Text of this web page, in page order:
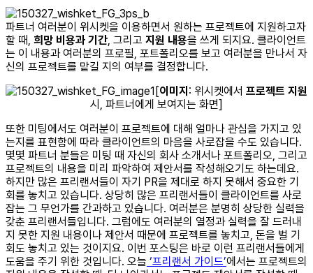
파트너 여러분이 위시켓을 이용하면서 원하는 프로젝트에 지원하고자
할 때, 희망 비용과 기간, 그리고 지원 내용을 쓰게 되지요. 클라이언트
는 이 내용과 여러분의 프로필, 포트폴리오를 보고 여러분을 만나서 자
신의 프로젝트를 맡길 지의 여부를 결정합니다.
[이미지 : 위시켓에서 프로젝트 지원
시, 파트너에게 보여지는 화면]
또한 미팅에서도 여러분이 프로젝트에 대해 얼마나 관심을 가지고 있
는지를 표현함에 따라 클라이언트의 마음을 사로잡을 수도 있습니다.
몇몇 파트너 분들은 미팅 때 자신의 회사 소개서나 포트폴리오, 그리고
프로젝트의 내용을 미리 파악하여 제안서를 작성해오기도 하는데요.
하지만 많은 프리랜서들이 자기 PR을 제대로 하지 못해서 중요한 기
회를 놓치고 있습니다. 상당히 많은 프리랜서들이 클라이언트를 사로
잡는 그 무언가를 간과하고 있습니다. 여러분은 분명히 상당한 실력을
갖춘 프리랜서들입니다. 그럼에도 여러분의 열정과 실력을 잘 드러내
지 못한 지원 내용이나 제안서 때문에 프로젝트를 놓치고, 돈을 벌 기
회도 놓치고 있는 것이지요. 이번 포스팅은 바로 이런 프리랜서들에게
도움을 주기 위한 것입니다. 오늘 ‘프리랜서 가이드’에서는 프로젝트의